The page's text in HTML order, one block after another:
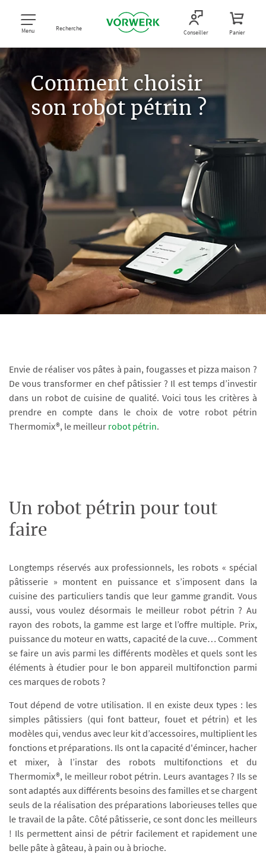
Menu Recherche Conseiller Panier
Comment choisir
son robot pétrin ?
Envie de réaliser vos pâtes à pain, fougasses et pizza maison ?
De vous transformer en chef pâtissier ? Il est temps d’investir
dans un robot de cuisine de qualité. Voici tous les critères à
prendre en compte dans le choix de votre robot pétrin
Thermomix®, le meilleur robot pétrin.
Un robot pétrin pour tout
faire
Longtemps réservés aux professionnels, les robots « spécial
pâtisserie » montent en puissance et s’imposent dans la
cuisine des particuliers tandis que leur gamme grandit. Vous
aussi, vous voulez désormais le meilleur robot pétrin ? Au
rayon des robots, la gamme est large et l’offre multiple. Prix,
puissance du moteur en watts, capacité de la cuve… Comment
se faire un avis parmi les différents modèles et quels sont les
éléments à étudier pour le bon appareil multifonction parmi
ces marques de robots ?
Tout dépend de votre utilisation. Il en existe deux types : les
simples pâtissiers (qui font batteur, fouet et pétrin) et les
modèles qui, vendus avec leur kit d’accessoires, multiplient les
fonctions et préparations. Ils ont la capacité d'émincer, hacher
et mixer, à l’instar des robots multifonctions et du
Thermomix®, le meilleur robot pétrin. Leurs avantages ? Ils se
sont adaptés aux différents besoins des familles et se chargent
seuls de la réalisation des préparations laborieuses telles que
le travail de la pâte. Côté pâtisserie, ce sont donc les meilleurs
! Ils permettent ainsi de pétrir facilement et rapidement une
belle pâte à gâteau, à pain ou à brioche.